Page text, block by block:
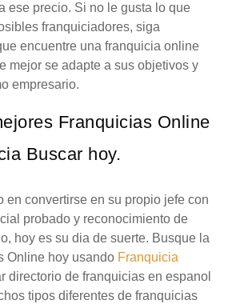
ese precio. Si no le gusta lo que
franquiciadores, siga
encuentre una franquicia online
mejor se adapte a sus objetivos y
empresario.
Franquicias Online
Buscar hoy.
en convertirse en su propio jefe con
probado y reconocimiento de
hoy es su dia de suerte. Busque la
Online hoy usando Franquicia
directorio de franquicias en espanol
tipos diferentes de franquicias